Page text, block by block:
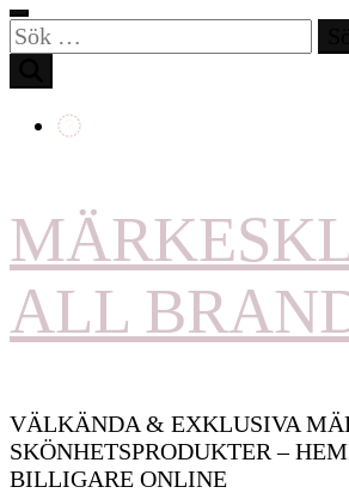
Sök
efter:
ALL
VÄLKÄNDA & EXKLUSIVA
SKÖNHETSPRODUKTER –
BILLIGARE ONLINE